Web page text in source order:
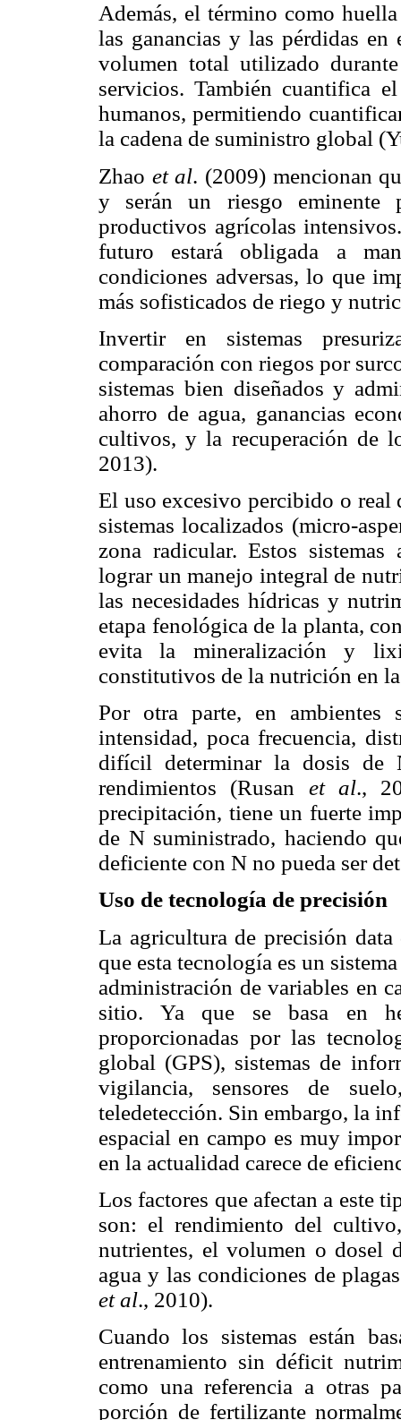
Además, el término como
las ganancias y las pérdidas
volumen total utilizado
servicios. También cuantifica
humanos, permitiendo
la cadena de suministro global
Zhao et al. (2009) mencionan
y serán un riesgo eminente
productivos agrícolas
futuro estará obligada a
condiciones adversas, lo que
más sofisticados de riego y
Invertir en sistemas
comparación con riegos por
sistemas bien diseñados y
ahorro de agua, ganancias
cultivos, y la recuperación de
2013).
El uso excesivo percibido o real
sistemas localizados (micro-
zona radicular. Estos sistemas
lograr un manejo integral de
las necesidades hídricas y
etapa fenológica de la planta,
evita la mineralización y
constitutivos de la nutrición en
Por otra parte, en
intensidad, poca frecuencia,
difícil determinar la dosis de
rendimientos (Rusan et al.,
precipitación, tiene un fuerte
de N suministrado, haciendo
deficiente con N no pueda ser
Uso de tecnología de precisión
La agricultura de precisión
que esta tecnología es un
administración de variables en
sitio. Ya que se basa en
proporcionadas por las
global (GPS), sistemas de
vigilancia, sensores de
teledetección. Sin embargo, la
espacial en campo es muy
en la actualidad carece de
Los factores que afectan a este
son: el rendimiento del
nutrientes, el volumen o dosel
agua y las condiciones de
et al., 2010).
Cuando los sistemas están
entrenamiento sin déficit
como una referencia a otras
porción de fertilizante